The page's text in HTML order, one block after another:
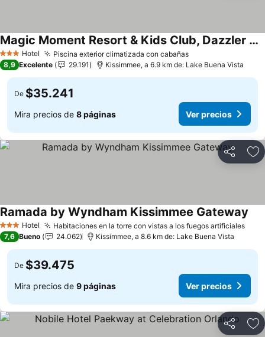
3 Estrellas
Hotel Piscina exterior climatizada con cabañas
Magic Moment Resort & Kids Club, Dazzler Select by Wyndham
8,9 Excelente 29.191 Kissimmee, a 6.9 km de: Lake Buena Vista
De $35.241
Mira precios de 8 páginas Ver precios
Compartir
3 Estrellas
Hotel Habitaciones en la torre con vistas a los fuegos artificiales
Ramada by Wyndham Kissimmee Gateway
7,6 Bueno 24.062 Kissimmee, a 8.6 km de: Lake Buena Vista
De $39.475
Mira precios de 9 páginas Ver precios
Compartir